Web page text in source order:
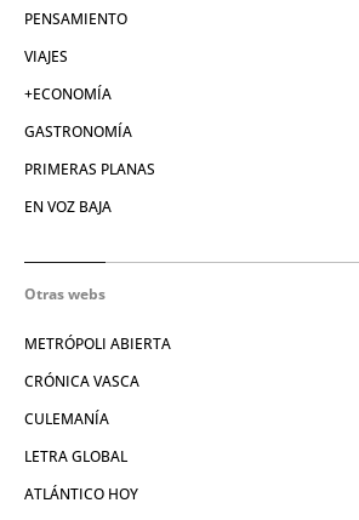
PENSAMIENTO
VIAJES
+ECONOMÍA
GASTRONOMÍA
PRIMERAS PLANAS
EN VOZ BAJA
Otras webs
METRÓPOLI ABIERTA
CRÓNICA VASCA
CULEMANÍA
LETRA GLOBAL
ATLÁNTICO HOY